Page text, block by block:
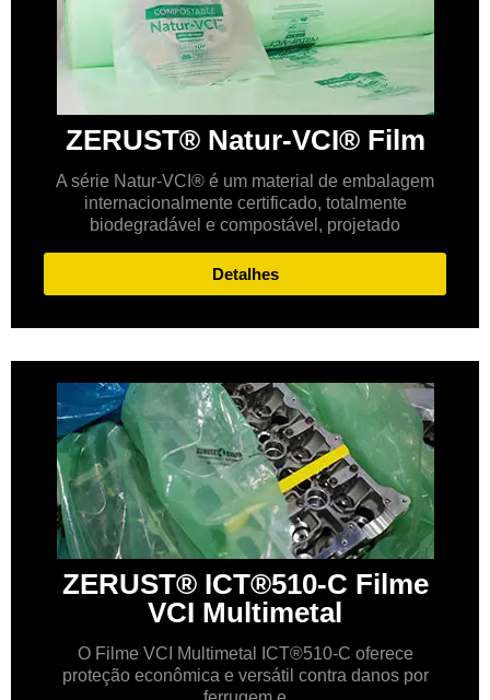
ZERUST® Natur-VCI® Film
A série Natur-VCI® é um material de embalagem
internacionalmente certificado, totalmente
biodegradável e compostável, projetado
Detalhes
ZERUST® ICT®510-C Filme
VCI Multimetal
O Filme VCI Multimetal ICT®510-C oferece
proteção econômica e versátil contra danos por